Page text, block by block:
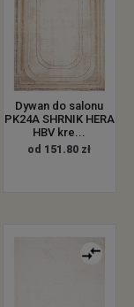
Dywan do salonu
PK24A SHRNIK HERA
HBV kre...
od 151.80 zł